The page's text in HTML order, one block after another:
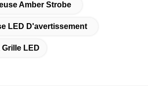
Amber Strobe
LED D'avertissement
Grille LED